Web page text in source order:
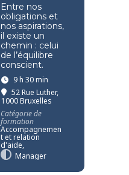
Entre nos
obligations et
nos aspirations,
il existe un
chemin : celui
de l’équilibre
conscient.
9 h 30 min
52 Rue Luther,
1000 Bruxelles
Catégorie de
formation
Accompagnemen
t et relation
d'aide,
Manager